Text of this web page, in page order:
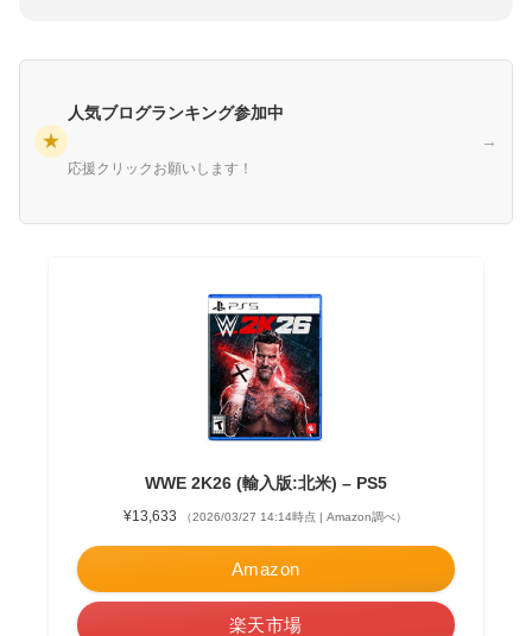
★
人気ブログランキング参加中
応援クリックお願いします！
→
WWE 2K26 (輸入版:北米) – PS5
¥13,633 （2026/03/27 14:14時点 | Amazon調べ）
Amazon
楽天市場